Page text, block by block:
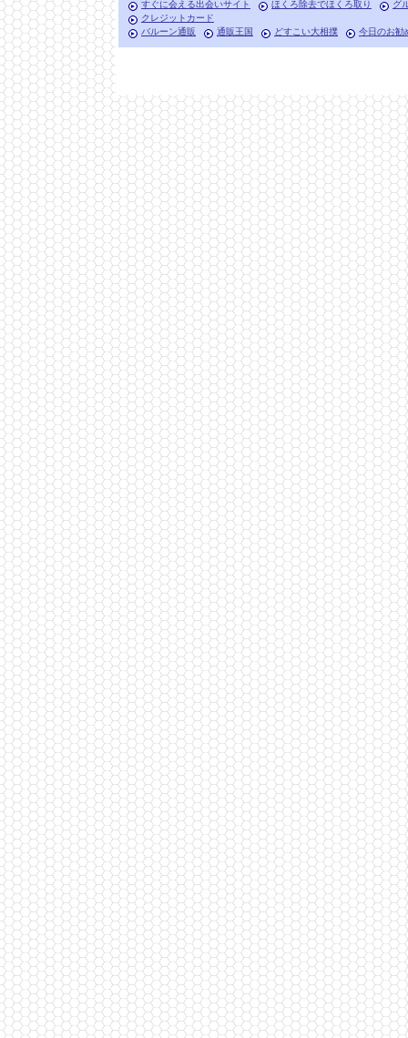
すぐに会える出会いサイト ほくろ除去でほくろ取り
グ
クレジットカード
バルーン通販
通販王国 どすこい大相撲 今日のお勧